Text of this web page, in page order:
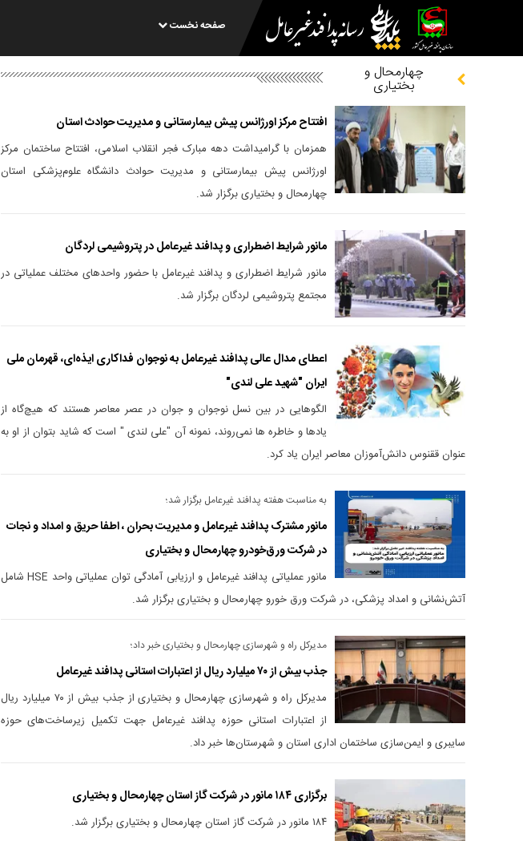
صفحه نخست
چهارمحال و
بختیاری
افتتاح مرکز اورژانس پیش بیمارستانی و مدیریت حوادث استان
همزمان با گرامیداشت دهه مبارک فجر انقلاب اسلامی، افتتاح ساختمان مرکز
اورژانس پیش بیمارستانی و مدیریت حوادث دانشگاه علوم‌پزشکی استان
چهارمحال و بختیاری برگزار شد.
مانور شرایط اضطراری و پدافند غیرعامل در پتروشیمی لردگان
مانور شرایط اضطراری و پدافند غیرعامل با حضور واحد‌های مختلف عملیاتی در
مجتمع پتروشیمی لردگان برگزار شد.
اعطای مدال عالی پدافند غیرعامل به نوجوان فداکاری ایذه‌ای، قهرمان ملی
ایران "شهید علی لندی"
الگوهایی در بین نسل نوجوان و جوان در عصر معاصر هستند که هیچ‌گاه از
یادها و خاطره ها نمی‌روند، نمونه آن "علی لندی " است که شاید بتوان از او به
عنوان ققنوس دانش‌آموزان معاصر ایران یاد کرد.
به مناسبت هفته پدافند غیرعامل برگزار شد؛
مانور مشترک پدافند غیرعامل و مدیریت بحران ، اطفا حریق و امداد و نجات
در شرکت ورق‌خودرو چهارمحال و بختیاری
مانور عملیاتی پدافند غیرعامل و ارزیابی آمادگی توان عملیاتی واحد HSE شامل
آتش‌نشانی و امداد پزشکی، در شرکت ورق خورو چهارمحال و بختیاری برگزار شد.
مدیرکل راه و شهرسازی چهارمحال و بختیاری خبر داد؛
جذب بیش از ۷۰ میلیارد ریال از اعتبارات استانی پدافند غیرعامل
مدیرکل راه و شهرسازی چهارمحال و بختیاری از جذب بیش از ۷۰ میلیارد ریال
از اعتبارات استانی حوزه پدافند غیرعامل جهت تکمیل زیرساخت‌های حوزه
سایبری و ایمن‌سازی ساختمان اداری استان و شهرستان‌ها خبر داد.
برگزاری ۱۸۴ مانور در شرکت گاز استان چهارمحال و بختیاری
۱۸۴ مانور در شرکت گاز استان چهارمحال و بختیاری برگزار شد.